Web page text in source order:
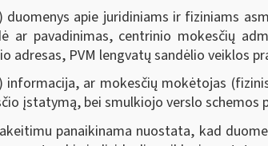
duomenys apie juridiniams ir fiziniams
ar pavadinimas, centrinio mokesčių
adresas, PVM lengvatų sandėlio veiklos
informacija, ar mokesčių mokėtojas
įstatymą, bei smulkiojo verslo schemos
panaikinama nuostata, kad